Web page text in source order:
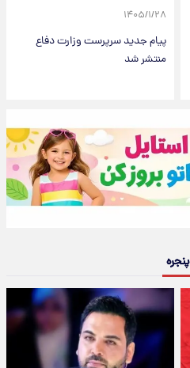
۱۴۰۵/۱/۲۸
پیام جدید سرپرست وزارت دفاع
منتشر شد
پنجره